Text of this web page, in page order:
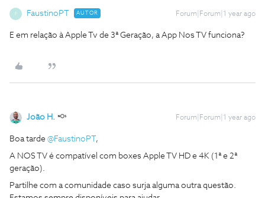
F FaustinoPT AUTOR Forum|Forum|1 year ago
E em relação à Apple Tv de 3ª Geração, a App Nos TV funciona?
João H. Forum|Forum|1 year ago
Boa tarde ​ @FaustinoPT ,
A NOS TV é compatível com boxes Apple TV HD e 4K (1ª e 2ª
geração).
Partilhe com a comunidade caso surja alguma outra questão.